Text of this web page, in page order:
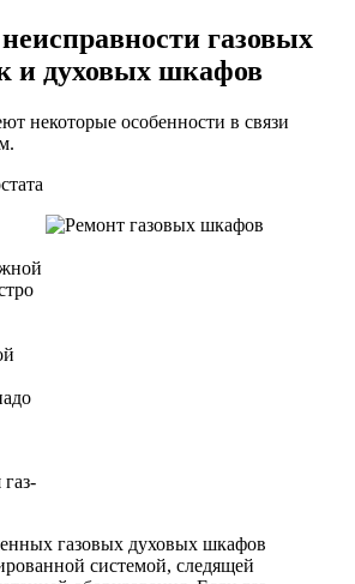
газовых
и духовых шкафов
некоторые особенности в связи
газовых духовых шкафов
системой, следящей